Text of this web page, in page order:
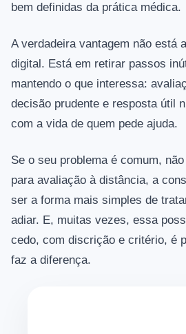
bem definidas da prática médica.
A verdadeira vantagem não está
digital. Está em retirar passos
mantendo o que interessa:
decisão prudente e resposta útil
com a vida de quem pede ajuda.
Se o seu problema é comum,
para avaliação à distância, a
ser a forma mais simples de
adiar. E, muitas vezes, essa
cedo, com discrição e critério, é
faz a diferença.